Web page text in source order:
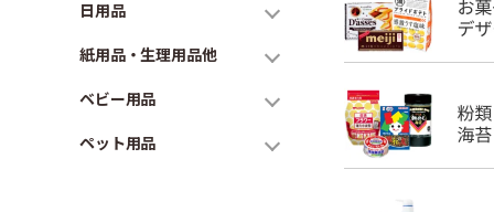
日用品
紙用品・生理用品他
ベビー用品
ペット用品